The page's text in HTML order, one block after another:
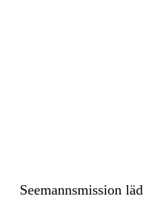
Seemannsmission